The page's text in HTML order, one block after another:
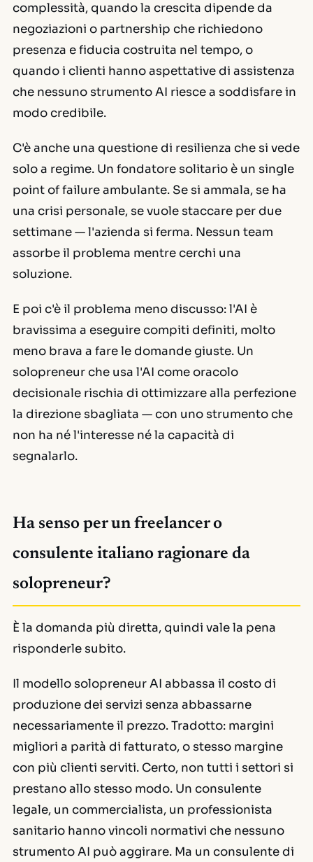
complessità, quando la crescita dipende da
negoziazioni o partnership che richiedono
presenza e fiducia costruita nel tempo, o
quando i clienti hanno aspettative di assistenza
che nessuno strumento AI riesce a soddisfare in
modo credibile.
C'è anche una questione di resilienza che si vede
solo a regime. Un fondatore solitario è un single
point of failure ambulante. Se si ammala, se ha
una crisi personale, se vuole staccare per due
settimane — l'azienda si ferma. Nessun team
assorbe il problema mentre cerchi una
soluzione.
E poi c'è il problema meno discusso: l'AI è
bravissima a eseguire compiti definiti, molto
meno brava a fare le domande giuste. Un
solopreneur che usa l'AI come oracolo
decisionale rischia di ottimizzare alla perfezione
la direzione sbagliata — con uno strumento che
non ha né l'interesse né la capacità di
segnalarlo.
Ha senso per un freelancer o
consulente italiano ragionare da
solopreneur?
È la domanda più diretta, quindi vale la pena
risponderle subito.
Il modello solopreneur AI abbassa il costo di
produzione dei servizi senza abbassarne
necessariamente il prezzo. Tradotto: margini
migliori a parità di fatturato, o stesso margine
con più clienti serviti. Certo, non tutti i settori si
prestano allo stesso modo. Un consulente
legale, un commercialista, un professionista
sanitario hanno vincoli normativi che nessuno
strumento AI può aggirare. Ma un consulente di